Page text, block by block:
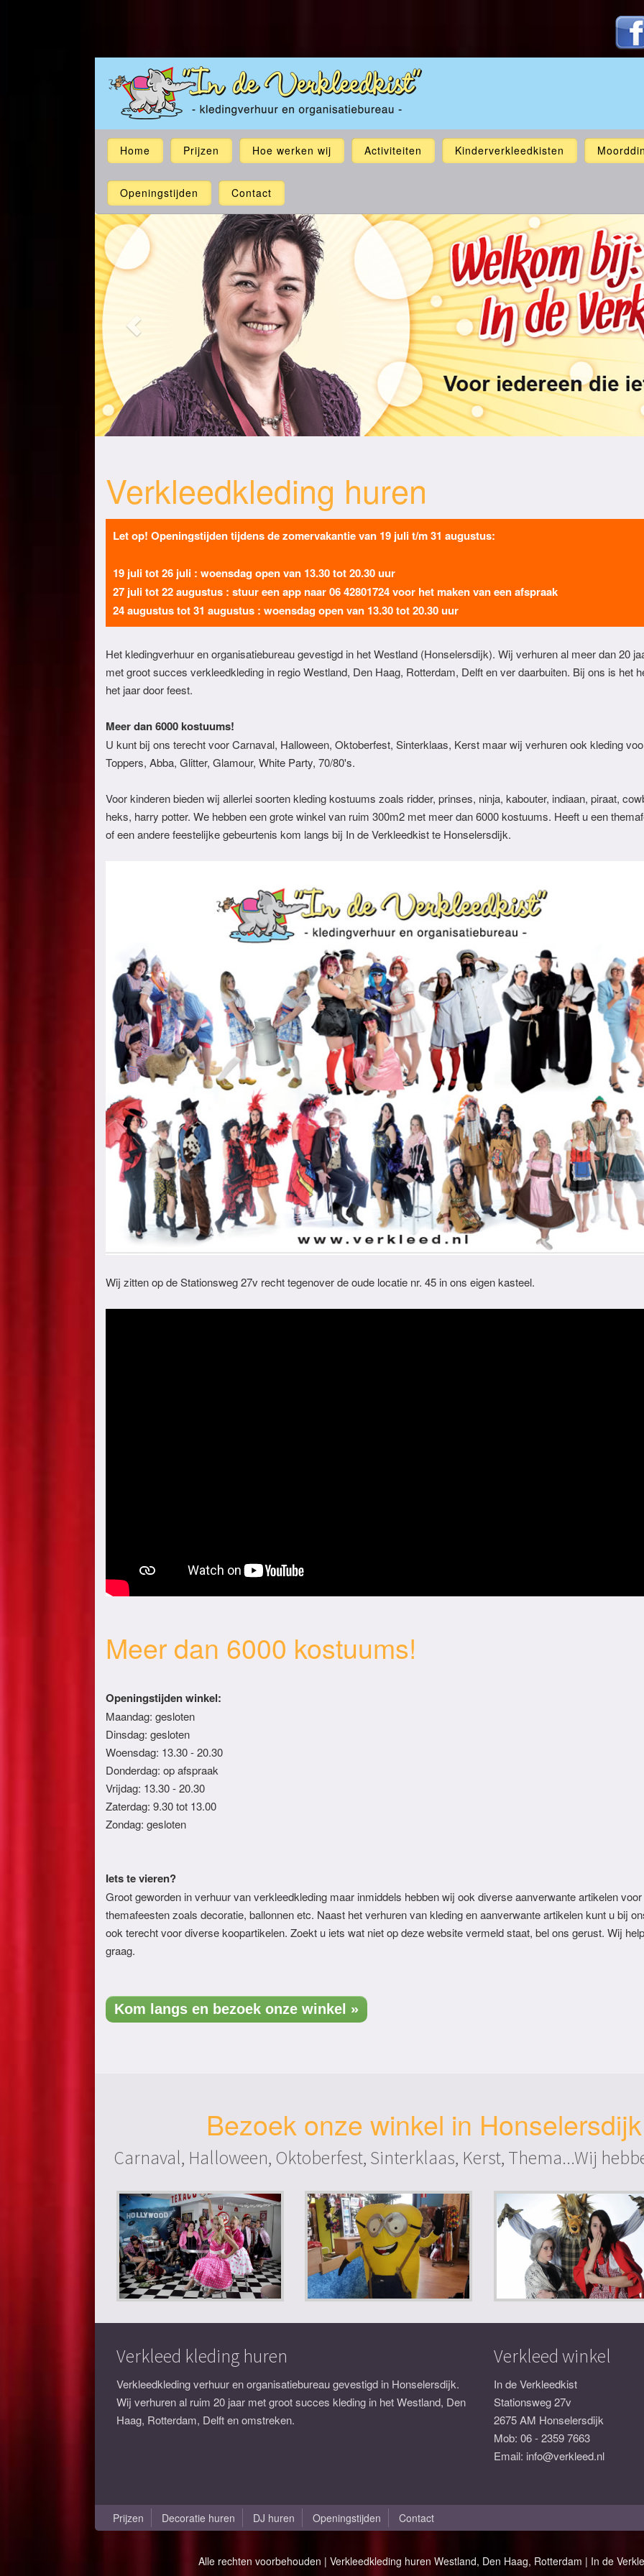
Home Prijzen Hoe werken wij Activiteiten Kinderverkleedkisten
Openingstijden Contact
Verkleedkleding huren
Let op! Openingstijden tijdens de zomervakantie van 19 juli t/m 31 augustus:
19 juli tot 26 juli : woensdag open van 13.30 tot 20.30 uur
27 juli tot 22 augustus : stuur een app naar06 42801724voor het maken van een afspraak
24 augustus tot 31 augustus : woensdag open van 13.30 tot 20.30 uur
Het kledingverhuur en organisatiebureau gevestigd in het Westland (Honselersdijk). Wij verhuren al meer dan 20
met groot succes verkleedkleding in regio Westland, Den Haag, Rotterdam, Delft en ver daarbuiten. Bij ons is het
het jaar door feest.
Meer dan 6000 kostuums!
U kunt bij ons terecht voor Carnaval, Halloween, Oktoberfest, Sinterklaas, Kerst maar wij verhuren ook kleding
Toppers, Abba, Glitter, Glamour, White Party, 70/80's.
Voor kinderen bieden wij allerlei soorten kleding kostuums zoals ridder, prinses, ninja, kabouter, indiaan, piraat,
heks, harry potter. We hebben een grote winkel van ruim 300m2 met meer dan 6000 kostuums. Heeft u een
of een andere feestelijke gebeurtenis kom langs bij In de Verkleedkist te Honselersdijk.
Wij zitten op de Stationsweg 27v recht tegenover de oude locatie nr. 45 in ons eigen kasteel.
Meer dan 6000 kostuums!
Openingstijden winkel:
Maandag: gesloten
Dinsdag: gesloten
Woensdag: 13.30 - 20.30
Donderdag: op afspraak
Vrijdag: 13.30 - 20.30
Zaterdag: 9.30 tot 13.00
Zondag: gesloten
Iets te vieren?
Groot geworden in verhuur van verkleedkleding maar inmiddels hebben wij ook diverse aanverwante artikelen voor
themafeesten zoals decoratie, ballonnen etc. Naast het verhuren van kleding en aanverwante artikelen kunt u bij
ook terecht voor diverse koopartikelen. Zoekt u iets wat niet op deze website vermeld staat, bel ons gerust. Wij
graag.
Kom langs en bezoek onze winkel »
Bezoek onze winkel in
Carnaval, Halloween, Oktoberfest, Sinterklaas, Kerst, Thema...Wij
Verkleed kleding huren
Verkleedkleding verhuur en organisatiebureau gevestigd in Honselersdijk.
Wij verhuren al ruim 20 jaar met groot succes kleding in het Westland, Den
Haag, Rotterdam, Delft en omstreken.
Verkleed winkel
In de Verkleedkist
Stationsweg 27v
2675 AM Honselersdijk
Mob: 06 - 2359 7663
Email: info@verkleed.nl
Prijzen Decoratie huren DJ huren Openingstijden Contact
Alle rechten voorbehouden | Verkleedkleding huren Westland, Den Haag, Rotterdam | In de